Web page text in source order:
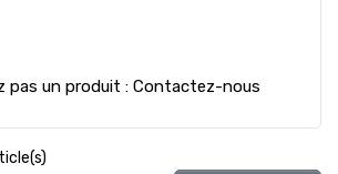
pas un produit : Contactez-nous